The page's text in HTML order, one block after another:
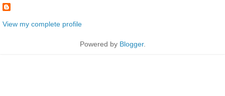
View my complete profile
Powered by Blogger.